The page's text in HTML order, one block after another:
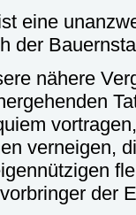
eine
der
nähere
verneigen,
der